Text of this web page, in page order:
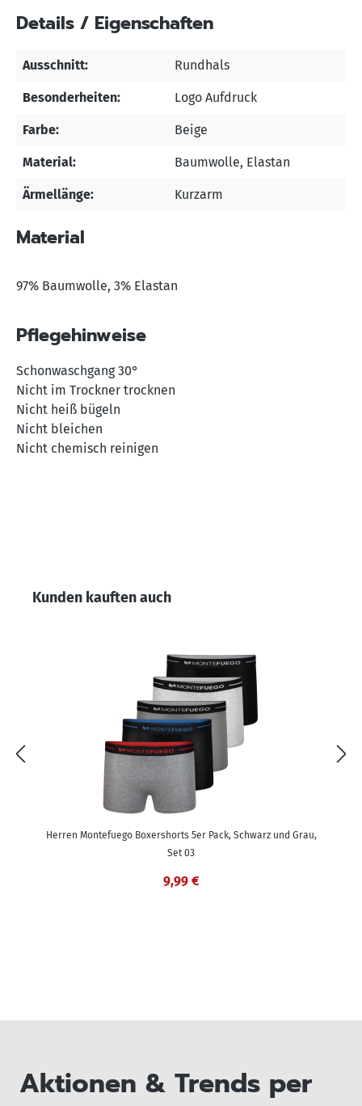
Details / Eigenschaften
Ausschnitt: Rundhals
Besonderheiten: Logo Aufdruck
Farbe: Beige
Material: Baumwolle, Elastan
Ärmellänge: Kurzarm
Material
97% Baumwolle, 3% Elastan
Pflegehinweise
Schonwaschgang 30°
Nicht im Trockner trocknen
Nicht heiß bügeln
Nicht bleichen
Nicht chemisch reinigen
Produktgalerie überspringen
Kunden kauften auch
Herren Montefuego Boxershorts 5er Pack, Schwarz und Grau,
Set 03
9,99 €
Aktionen & Trends per